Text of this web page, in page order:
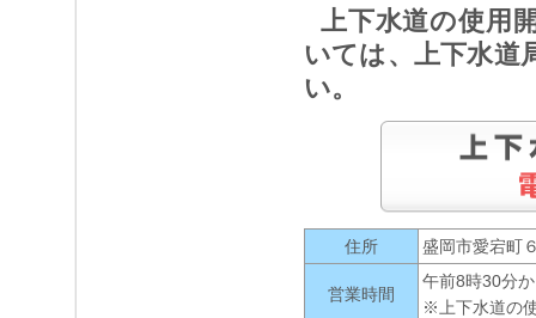
上下水道の使用
いては、上下水道
い。
住所 盛岡市愛宕町
営業時間
午前8時30分
※上下水道の